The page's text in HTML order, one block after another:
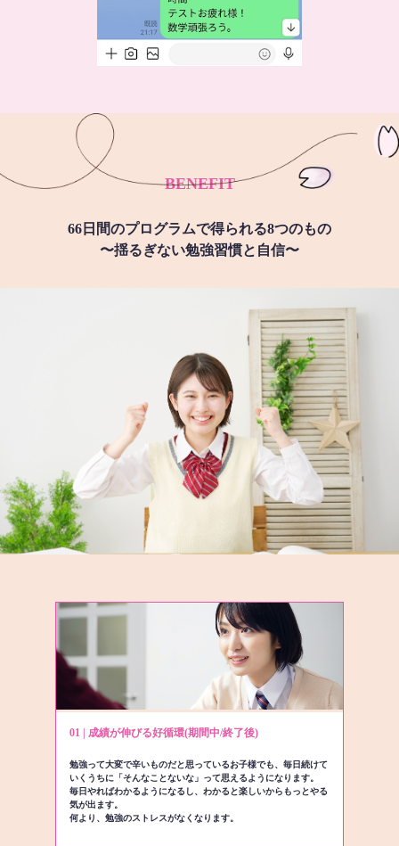
BENEFIT
66日間のプログラムで得られる8つのもの
〜揺るぎない勉強習慣と自信〜
01 | 成績が伸びる好循環(期間中/終了後)
勉強って大変で辛いものだと思っているお子様でも、毎日続けて
いくうちに「そんなことないな」って思えるようになります。
毎日やればわかるようになるし、わかると楽しいからもっとやる
気が出ます。
何より、勉強のストレスがなくなります。